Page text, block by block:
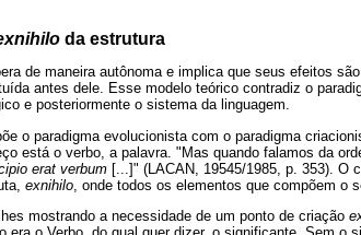
da estrutura
de maneira autônoma e implica que seus efeitos
antes dele. Esse modelo teórico contradiz o
e posteriormente o sistema da linguagem.
o paradigma evolucionista com o paradigma
está o verbo, a palavra. "Mas quando falamos da
erat verbum [...]" (LACAN, 19545/1985, p. 353). O
exnihilo , onde todos os elementos que compõem o
mostrando a necessidade de um ponto de criação